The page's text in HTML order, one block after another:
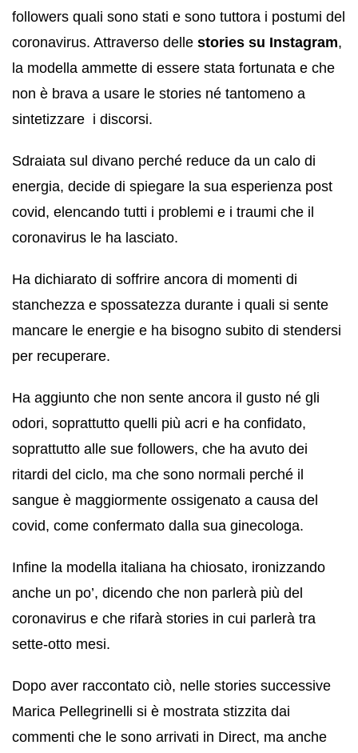
followers quali sono stati e sono tuttora i postumi del
coronavirus. Attraverso delle stories su Instagram,
la modella ammette di essere stata fortunata e che
non è brava a usare le stories né tantomeno a
sintetizzare i discorsi.
Sdraiata sul divano perché reduce da un calo di
energia, decide di spiegare la sua esperienza post
covid, elencando tutti i problemi e i traumi che il
coronavirus le ha lasciato.
Ha dichiarato di soffrire ancora di momenti di
stanchezza e spossatezza durante i quali si sente
mancare le energie e ha bisogno subito di stendersi
per recuperare.
Ha aggiunto che non sente ancora il gusto né gli
odori, soprattutto quelli più acri e ha confidato,
soprattutto alle sue followers, che ha avuto dei
ritardi del ciclo, ma che sono normali perché il
sangue è maggiormente ossigenato a causa del
covid, come confermato dalla sua ginecologa.
Infine la modella italiana ha chiosato, ironizzando
anche un po’, dicendo che non parlerà più del
coronavirus e che rifarà stories in cui parlerà tra
sette-otto mesi.
Dopo aver raccontato ciò, nelle stories successive
Marica Pellegrinelli si è mostrata stizzita dai
commenti che le sono arrivati in Direct, ma anche